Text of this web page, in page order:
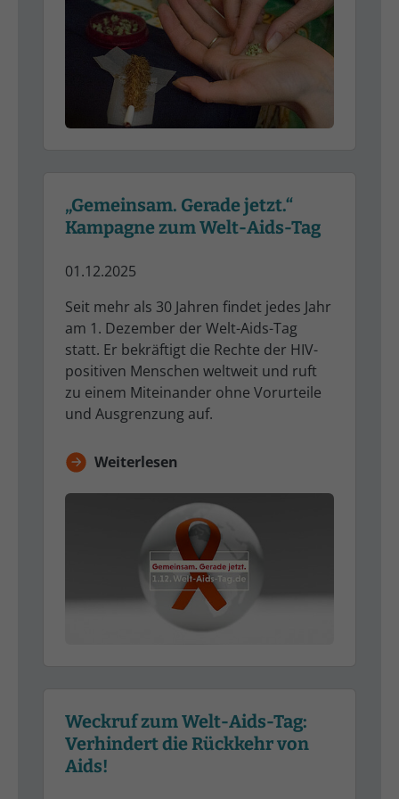
„Gemeinsam. Gerade jetzt.“
Kampagne zum Welt-Aids-Tag
01.12.2025
Seit mehr als 30 Jahren findet jedes Jahr
am 1. Dezember der Welt-Aids-Tag
statt. Er bekräftigt die Rechte der HIV-
positiven Menschen weltweit und ruft
zu einem Miteinander ohne Vorurteile
und Ausgrenzung auf.
Weiterlesen
Weckruf zum Welt-Aids-Tag:
Verhindert die Rückkehr von
Aids!